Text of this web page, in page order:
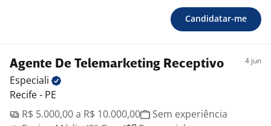
Candidatar-me
Agente De Telemarketing Receptivo 4 jun
Especiali
Recife - PE
R$ 5.000,00 a R$ 10.000,00
Sem experiência